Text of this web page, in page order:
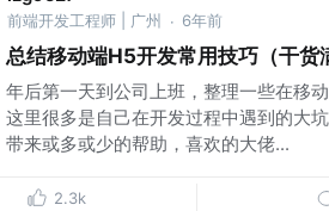
前端开发工程师 | 广州 · 6年前
总结移动端H5开发常用技巧（干货
年后第一天到公司上班，整理一些在移
这里很多是自己在开发过程中遇到的大
带来或多或少的帮助，喜欢的大佬...
2.3k